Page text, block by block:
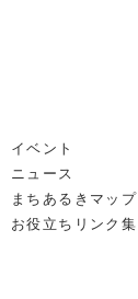
イベント
ニュース
まちあるきマップ
お役立ちリンク集